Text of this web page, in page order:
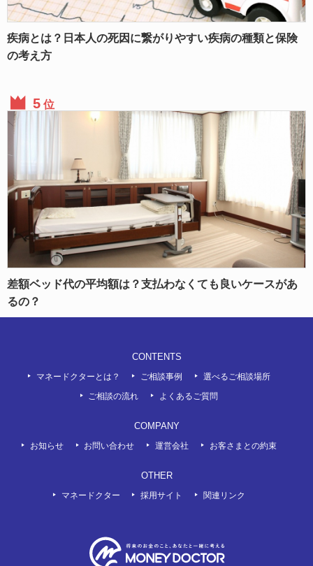
疾病とは？日本人の死因に繋がりやすい疾病の種類と保険
の考え方
位
差額ベッド代の平均額は？支払わなくても良いケースがあ
るの？
CONTENTS
マネードクターとは？ ご相談事例 選べるご相談場所
ご相談の流れ よくあるご質問
COMPANY
お知らせ お問い合わせ 運営会社 お客さまとの約束
OTHER
マネードクター 採用サイト 関連リンク